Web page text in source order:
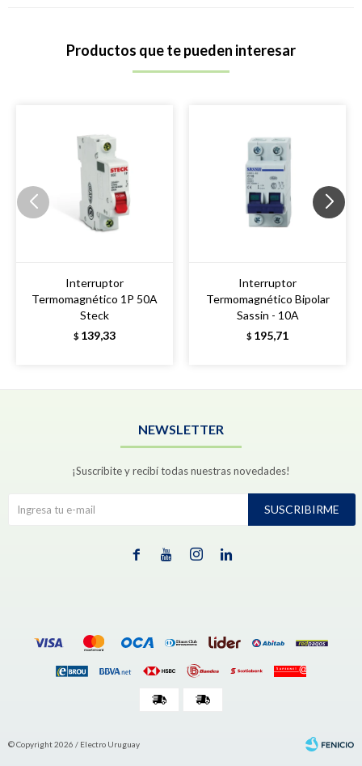
Productos que te pueden interesar
Interruptor
Termomagnético 1P 50A
Steck
$ 139,33
Interruptor
Termomagnético Bipolar
Sassin - 10A
$ 195,71
NEWSLETTER
¡Suscribite y recibí todas nuestras novedades!
SUSCRIBIRME
   
© Copyright 2026 / Electro Uruguay